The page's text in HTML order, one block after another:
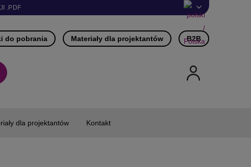
.PDF
do pobrania Materiały dla projektantów B2B
dla projektantów Kontakt